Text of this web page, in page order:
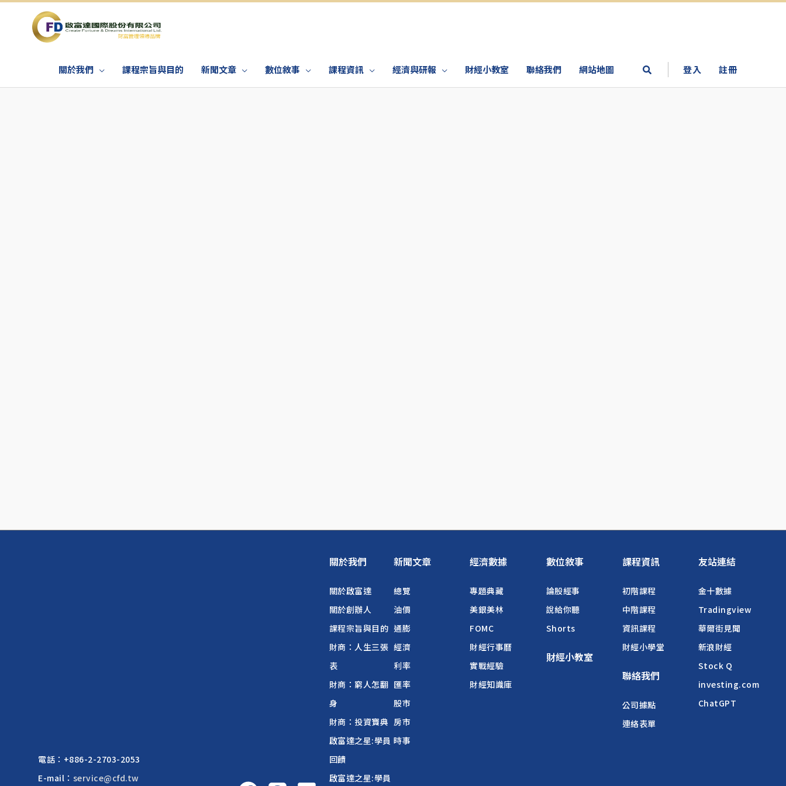
關於我們 課程宗旨與目的 新聞文章 數位敘事 課程資訊 經濟與研報 財經小教室 聯絡我們 網站地圖 登入 註冊
電話： +886-2-2703-2053
E-mail： service@cfd.tw
關於我們
關於啟富達
關於創辦人
課程宗旨與目的
財商：人生三張
表
財商：窮人怎翻
身
財商：投資寶典
啟富達之星:學員
回饋
啟富達之星:學員
新聞文章
總覽
油價
通膨
經濟
利率
匯率
股市
房市
時事
經濟數據
專題典藏
美銀美林
FOMC
財經行事曆
實戰經驗
財經知識庫
數位敘事
論股經事
說給你聽
Shorts
財經小教室
課程資訊
初階課程
中階課程
資訊課程
財經小學堂
聯絡我們
公司據點
連絡表單
友站連結
金十數據
Tradingview
華爾街見聞
新浪財經
Stock Q
investing.com
ChatGPT